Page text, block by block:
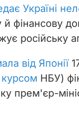
Україні
й фінансову
російську
від Японії
курсом НБУ)
прем'єр-